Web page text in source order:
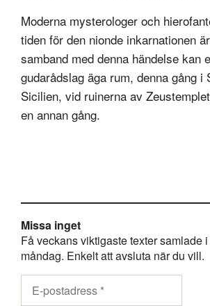
Moderna mysterologer och
tiden för den nionde inkarnationen
samband med denna händelse kan
gudarådslag äga rum, denna gång i
Sicilien, vid ruinerna av
en annan gång.
Missa inget
Få veckans viktigaste texter samlade
måndag. Enkelt att avsluta när du vill.